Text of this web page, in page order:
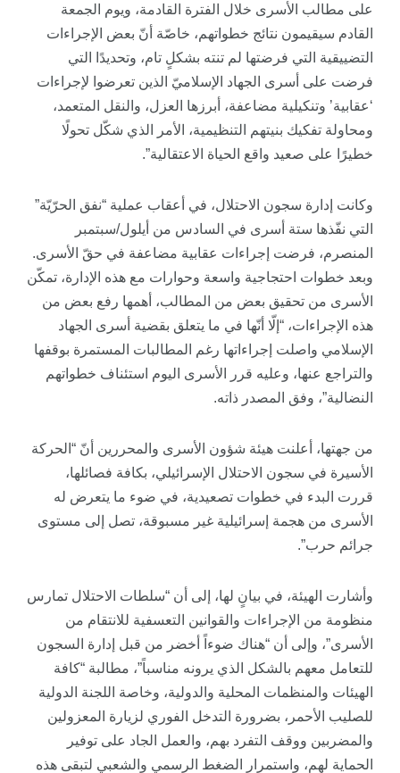
على مطالب الأسرى خلال الفترة القادمة، ويوم الجمعة
القادم سيقيمون نتائج خطواتهم، خاصّة أنّ بعض الإجراءات
التضييقية التي فرضتها لم تنته بشكلٍ تام، وتحديدًا التي
فرضت على أسرى الجهاد الإسلاميّ الذين تعرضوا لإجراءات
‘عقابية’ وتنكيلية مضاعفة، أبرزها العزل، والنقل المتعمد،
ومحاولة تفكيك بنيتهم التنظيمية، الأمر الذي شكّل تحولًا
خطيرًا على صعيد واقع الحياة الاعتقالية”.
وكانت إدارة سجون الاحتلال، في أعقاب عملية “نفق الحرّيّة”
التي نفّذها ستة أسرى في السادس من أيلول/سبتمبر
المنصرم، فرضت إجراءات عقابية مضاعفة في حقّ الأسرى.
وبعد خطوات احتجاجية واسعة وحوارات مع هذه الإدارة، تمكّن
الأسرى من تحقيق بعض من المطالب، أهمها رفع بعض من
هذه الإجراءات، “إلّا أنّها في ما يتعلق بقضية أسرى الجهاد
الإسلامي واصلت إجراءاتها رغم المطالبات المستمرة بوقفها
والتراجع عنها، وعليه قرر الأسرى اليوم استئناف خطواتهم
النضالية”، وفق المصدر ذاته.
من جهتها، أعلنت هيئة شؤون الأسرى والمحررين أنّ “الحركة
الأسيرة في سجون الاحتلال الإسرائيلي، بكافة فصائلها،
قررت البدء في خطوات تصعيدية، في ضوء ما يتعرض له
الأسرى من هجمة إسرائيلية غير مسبوقة، تصل إلى مستوى
جرائم حرب”.
وأشارت الهيئة، في بيانٍ لها، إلى أن “سلطات الاحتلال تمارس
منظومة من الإجراءات والقوانين التعسفية للانتقام من
الأسرى”، وإلى أن “هناك ضوءاً أخضر من قبل إدارة السجون
للتعامل معهم بالشكل الذي يرونه مناسباً”، مطالبة “كافة
الهيئات والمنظمات المحلية والدولية، وخاصة اللجنة الدولية
للصليب الأحمر، بضرورة التدخل الفوري لزيارة المعزولين
والمضربين ووقف التفرد بهم، والعمل الجاد على توفير
الحماية لهم، واستمرار الضغط الرسمي والشعبي لتبقى هذه